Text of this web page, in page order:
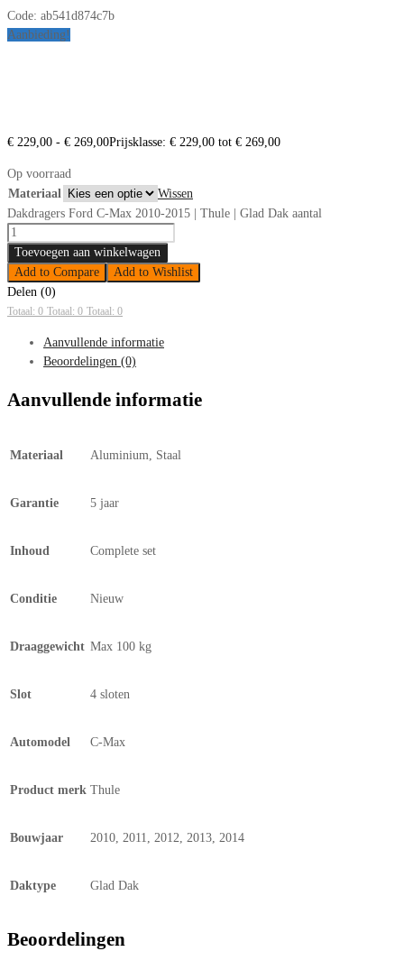
Code: ab541d874c7b
Aanbieding!
€ 229,00 - € 269,00Prijsklasse: € 229,00 tot € 269,00
Op voorraad
Materiaal
Wissen
Dakdragers Ford C-Max 2010-2015 | Thule | Glad Dak aantal
Toevoegen aan winkelwagen
Add to Compare
Add to Wishlist
Delen (0)
Totaal: 0 Totaal: 0 Totaal: 0
Aanvullende informatie
Beoordelingen (0)
Aanvullende informatie
Materiaal Aluminium, Staal
Garantie 5 jaar
Inhoud Complete set
Conditie Nieuw
Draaggewicht Max 100 kg
Slot 4 sloten
Automodel C-Max
Product merk Thule
Bouwjaar 2010, 2011, 2012, 2013, 2014
Daktype Glad Dak
Beoordelingen